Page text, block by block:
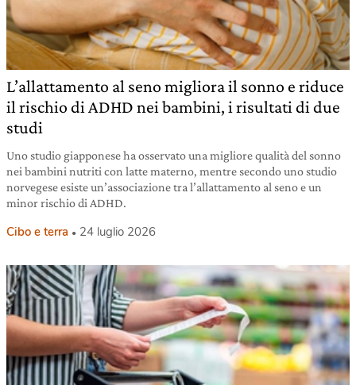
L’allattamento al seno migliora il sonno e riduce
il rischio di ADHD nei bambini, i risultati di due
studi
Uno studio giapponese ha osservato una migliore qualità del sonno
nei bambini nutriti con latte materno, mentre secondo uno studio
norvegese esiste un’associazione tra l’allattamento al seno e un
minor rischio di ADHD.
Cibo e terra 24 luglio 2026